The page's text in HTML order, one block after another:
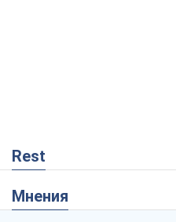
Rest
Мнения